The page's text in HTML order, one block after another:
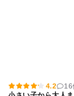
4.2
16